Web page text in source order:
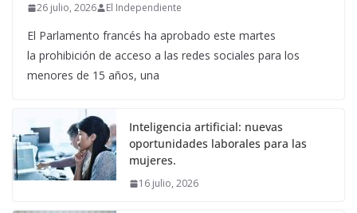
26 julio, 2026 El Independiente
El Parlamento francés ha aprobado este martes
la prohibición de acceso a las redes sociales para los
menores de 15 años, una
Inteligencia artificial: nuevas
oportunidades laborales para las
mujeres.
16 julio, 2026